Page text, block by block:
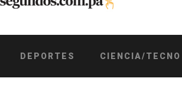
DEPORTES CIENCIA/TECNO